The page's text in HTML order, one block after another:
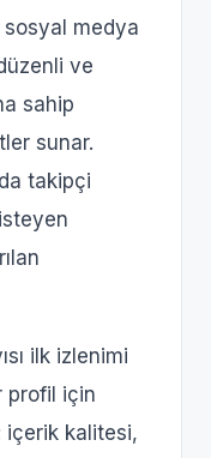
sosyal medya
ve
sahip
sunar.
takipçi
ilk izlenimi
profil için
içerik kalitesi,